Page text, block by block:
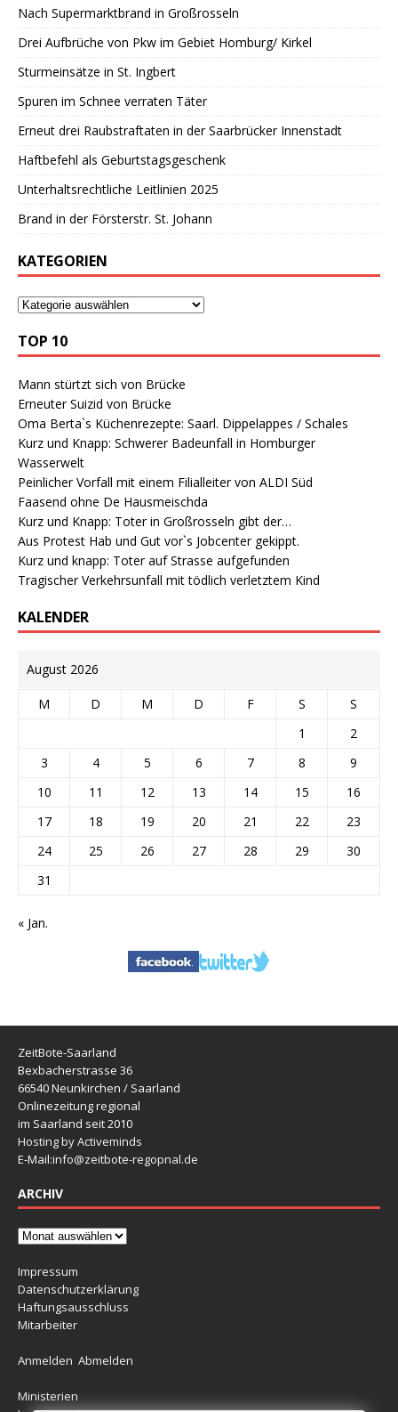
Nach Supermarktbrand in Großrosseln
Drei Aufbrüche von Pkw im Gebiet Homburg/ Kirkel
Sturmeinsätze in St. Ingbert
Spuren im Schnee verraten Täter
Erneut drei Raubstraftaten in der Saarbrücker Innenstadt
Haftbefehl als Geburtstagsgeschenk
Unterhaltsrechtliche Leitlinien 2025
Brand in der Försterstr. St. Johann
KATEGORIEN
TOP 10
Mann stürtzt sich von Brücke
Erneuter Suizid von Brücke
Oma Berta`s Küchenrezepte: Saarl. Dippelappes / Schales
Kurz und Knapp: Schwerer Badeunfall in Homburger
Wasserwelt
Peinlicher Vorfall mit einem Filialleiter von ALDI Süd
Faasend ohne De Hausmeischda
Kurz und Knapp: Toter in Großrosseln gibt der…
Aus Protest Hab und Gut vor`s Jobcenter gekippt.
Kurz und knapp: Toter auf Strasse aufgefunden
Tragischer Verkehrsunfall mit tödlich verletztem Kind
KALENDER
August 2026
M D M D F S
S
1
2
3
4 5 6 7 8
9
10
11 12 13 14 15
16
17
18 19 20 21 22
23
24
25 26 27 28 29
30
31
« Jan.
ZeitBote-Saarland
Bexbacherstrasse 36
66540 Neunkirchen / Saarland
Onlinezeitung regional
im Saarland seit 2010
Hosting by Activeminds
E-Mail:info@zeitbote-regopnal.de
ARCHIV
Impressum
Datenschutzerklärung
Haftungsausschluss
Mitarbeiter
Anmelden Abmelden
Ministerien